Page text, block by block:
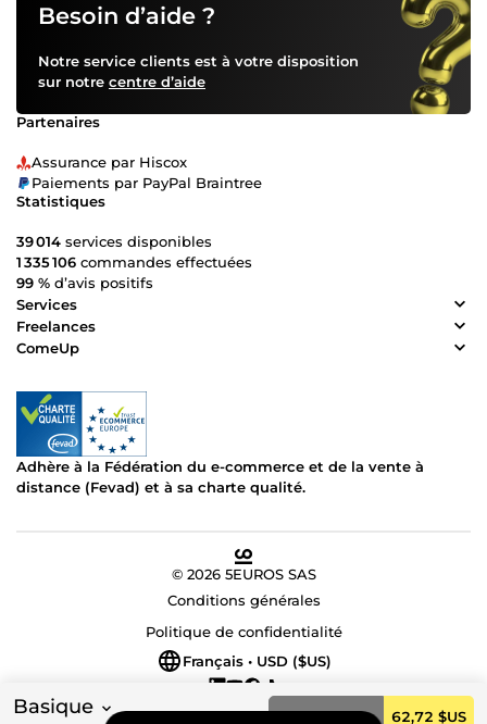
Basique Commander 62,72 $US
Besoin d’aide ?
Notre service clients est à votre disposition
sur notre centre d’aide
Partenaires
Assurance par Hiscox
Paiements par PayPal Braintree
Statistiques
39 014 services disponibles
1 335 106 commandes effectuées
99 % d’avis positifs
Services
Freelances
ComeUp
Adhère à la Fédération du e-commerce et de la vente à
distance (Fevad) et à sa charte qualité.
© 2026 5EUROS SAS
Conditions générales
Politique de confidentialité
Français • USD ($US)